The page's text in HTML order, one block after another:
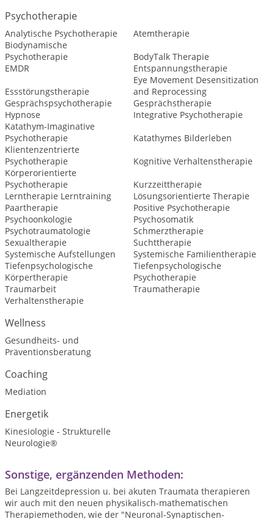
Psychotherapie
Analytische Psychotherapie
Atemtherapie
Biodynamische
Psychotherapie
BodyTalk Therapie
EMDR
Entspannungstherapie
Essstörungstherapie
Eye Movement Desensitization
and Reprocessing
Gesprächspsychotherapie
Gesprächstherapie
Hypnose
Integrative Psychotherapie
Katathym-Imaginative
Psychotherapie
Katathymes Bilderleben
Klientenzentrierte
Psychotherapie
Kognitive Verhaltenstherapie
Körperorientierte
Psychotherapie
Kurzzeittherapie
Lerntherapie Lerntraining
Lösungsorientierte Therapie
Paartherapie
Positive Psychotherapie
Psychoonkologie
Psychosomatik
Psychotraumatologie
Schmerztherapie
Sexualtherapie
Suchttherapie
Systemische Aufstellungen
Systemische Familientherapie
Tiefenpsychologische
Körpertherapie
Tiefenpsychologische
Psychotherapie
Traumarbeit
Traumatherapie
Verhaltenstherapie
Wellness
Gesundheits- und
Präventionsberatung
Coaching
Mediation
Energetik
Kinesiologie - Strukturelle
Neurologie®
Sonstige, ergänzenden Methoden:
Bei Langzeitdepression u. bei akuten Traumata therapieren
wir auch mit den neuen physikalisch-mathematischen
Therapiemethoden, wie der "Neuronal-Synaptischen-